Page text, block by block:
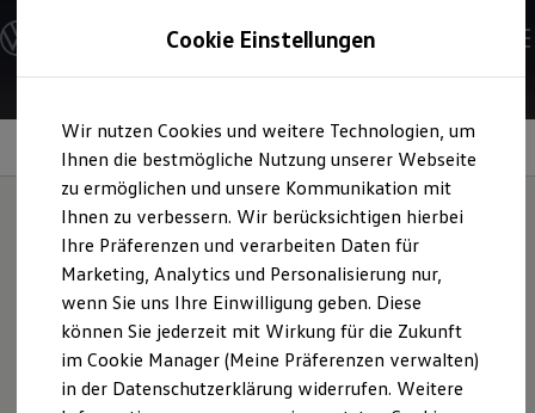
Hauptinhalt
springen
Footer
springen
Modelle und Konfigurator
Konfigurator
Modelle vergleichen
Elektroautos
ENERGY Sondermodelle
Nutzfahrzeuge
SUV und CUV
Familienautos
Kombis
Kompaktwagen
Sportwagen
Schnell verfügbare Fahrzeuge
Angebote und Produkte
Aktuelle Angebote
E-Auto-Förderung
Volkswagen Marktplatz
Information
Trinkflasche
Mit der praktischen Trinkflasche haben Sie Ihr
Lieblingsgetränk zur Hand. Sie ist auslaufsicher und dank der
doppelwandigen Isolierung hält sie heiße Getränke warm
Cookie Einstellungen
Wir nutzen Cookies und weitere Technologien, um
Ihnen die bestmögliche Nutzung unserer Webseite
zu ermöglichen und unsere Kommunikation mit
Ihnen zu verbessern. Wir berücksichtigen hierbei
Ihre Präferenzen und verarbeiten Daten für
Marketing, Analytics und Personalisierung nur,
wenn Sie uns Ihre Einwilligung geben. Diese
können Sie jederzeit mit Wirkung für die Zukunft
im Cookie Manager (Meine Präferenzen verwalten)
in der Datenschutzerklärung widerrufen. Weitere